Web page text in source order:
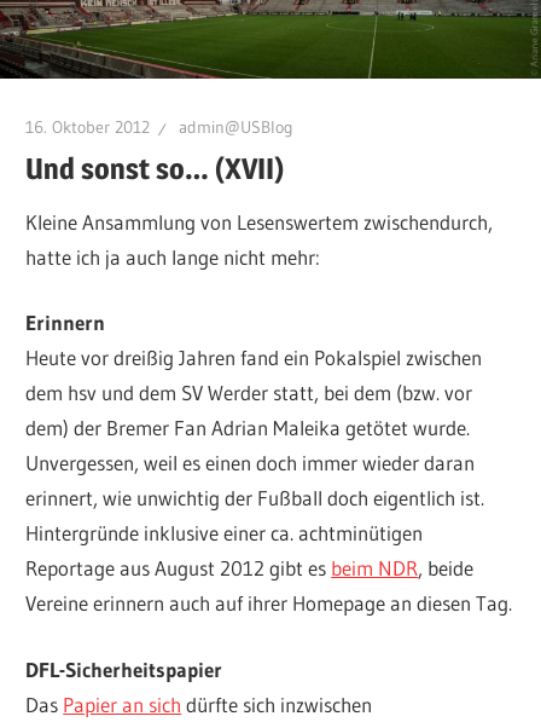
16. Oktober 2012 admin@USBlog
Und sonst so… (XVII)
Kleine Ansammlung von Lesenswertem zwischendurch,
hatte ich ja auch lange nicht mehr:
Erinnern
Heute vor dreißig Jahren fand ein Pokalspiel zwischen
dem hsv und dem SV Werder statt, bei dem (bzw. vor
dem) der Bremer Fan Adrian Maleika getötet wurde.
Unvergessen, weil es einen doch immer wieder daran
erinnert, wie unwichtig der Fußball doch eigentlich ist.
Hintergründe inklusive einer ca. achtminütigen
Reportage aus August 2012 gibt es beim NDR, beide
Vereine erinnern auch auf ihrer Homepage an diesen Tag.
DFL-Sicherheitspapier
Das Papier an sich dürfte sich inzwischen